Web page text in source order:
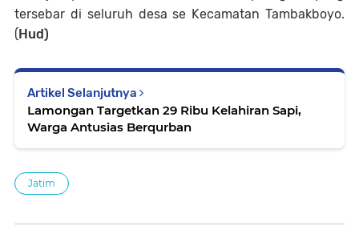
tersebar di seluruh desa se Kecamatan Tambakboyo.
(Hud)
Artikel Selanjutnya
Lamongan Targetkan 29 Ribu Kelahiran Sapi,
Warga Antusias Berqurban
Jatim